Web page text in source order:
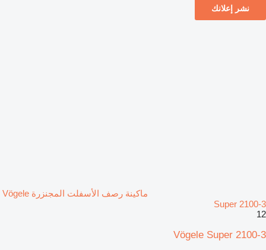
نشر إعلانك
ماكينة رصف الأسفلت المجنزرة Vögele
Super 2100-3
12
Vögele Super 2100-3